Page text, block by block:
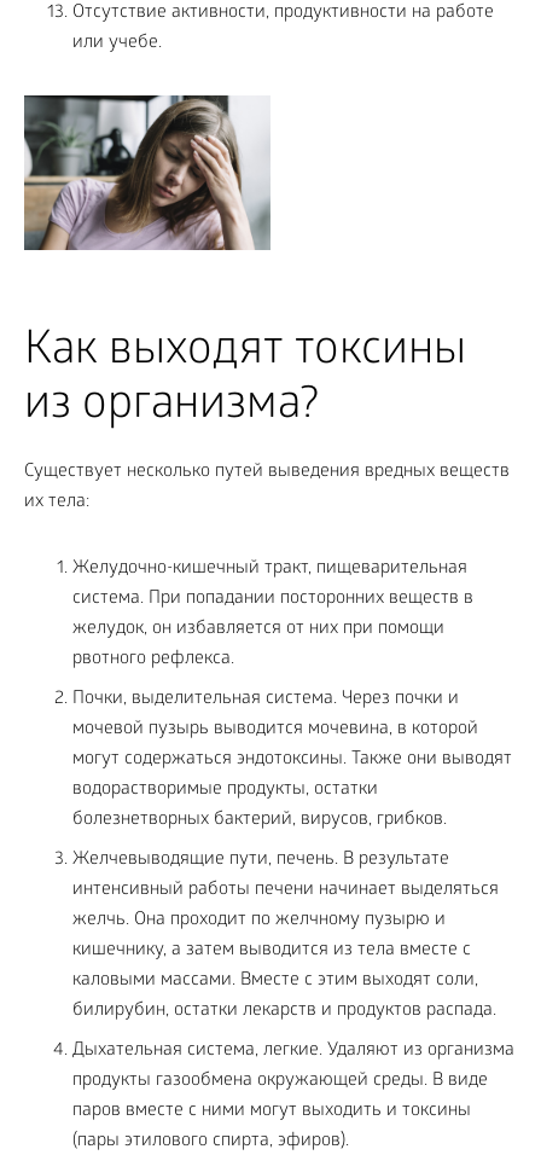
Отсутствие активности, продуктивности на работе
или учебе.
Как выходят токсины
из организма?
Существует несколько путей выведения вредных веществ
их тела:
Желудочно-кишечный тракт, пищеварительная
система. При попадании посторонних веществ в
желудок, он избавляется от них при помощи
рвотного рефлекса.
Почки, выделительная система. Через почки и
мочевой пузырь выводится мочевина, в которой
могут содержаться эндотоксины. Также они выводят
водорастворимые продукты, остатки
болезнетворных бактерий, вирусов, грибков.
Желчевыводящие пути, печень. В результате
интенсивный работы печени начинает выделяться
желчь. Она проходит по желчному пузырю и
кишечнику, а затем выводится из тела вместе с
каловыми массами. Вместе с этим выходят соли,
билирубин, остатки лекарств и продуктов распада.
Дыхательная система, легкие. Удаляют из организма
продукты газообмена окружающей среды. В виде
паров вместе с ними могут выходить и токсины
(пары этилового спирта, эфиров).